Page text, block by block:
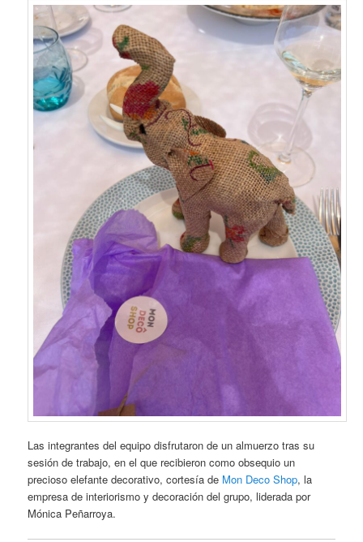
Las integrantes del equipo disfrutaron de un almuerzo tras su
sesión de trabajo, en el que recibieron como obsequio un
precioso elefante decorativo, cortesía de Mon Deco Shop, la
empresa de interiorismo y decoración del grupo, liderada por
Mónica Peñarroya.